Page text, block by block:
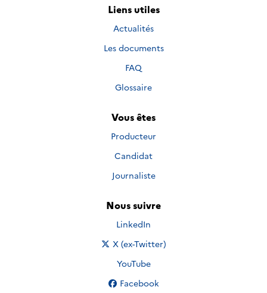
Liens utiles
Actualités
Les documents
FAQ
Glossaire
Vous êtes
Producteur
Candidat
Journaliste
Nous suivre
Nous suivre sur
LinkedIn
Nous suivre sur
X (ex-Twitter)
Nous suivre sur
YouTube
Nous suivre sur
Facebook